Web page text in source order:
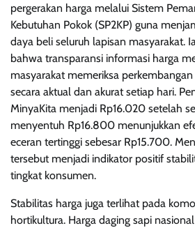
pergerakan harga melalui Sistem
Kebutuhan Pokok (SP2KP) guna
daya beli seluruh lapisan masyarakat.
bahwa transparansi informasi harga
masyarakat memeriksa
secara aktual dan akurat setiap hari.
MinyaKita menjadi Rp16.020 setelah
menyentuh Rp16.800 menunjukkan
eceran tertinggi sebesar Rp15.700.
tersebut menjadi indikator positif
tingkat konsumen.
Stabilitas harga juga terlihat pada
hortikultura. Harga daging sapi